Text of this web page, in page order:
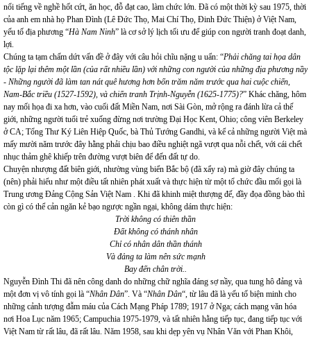
nổi tiếng về nghề hốt cứt, ăn học, đỗ đạt cao, làm chức lớn. Đã có một thời kỳ sau 1975, thời
của anh em nhà họ Phan Đình (Lê Đức Thọ, Mai Chí Thọ, Đinh Đức Thiện) ở Việt Nam,
yếu tố địa phương “Hà Nam Ninh” là cơ sở lý lịch tối ưu để giúp con người tranh đoạt danh,
lợi.
Chúng ta tạm chấm dứt vấn đề ở đây với câu hỏi chĩu nặng u uẩn: “Phải chăng tai họa dân
tộc lặp lại thêm một lần (của rất nhiều lần) với những con người của những địa phương nầy
- Những người đã làm tan nát quê hương hơn bốn trăm năm trước qua hai cuộc chiến,
Nam-Bắc triều (1527-1592), và chiến tranh Trịnh-Nguyễn (1625-1775)?” Khác chăng, hôm
nay mối họa đi xa hơn, vào cuối đất Miền Nam, nơi Sài Gòn, mở rộng ra đánh lừa cả thế
giới, những người tuổi trẻ xuống đừng nơi trường Đại Học Kent, Ohio; công viên Berkeley
ở CA; Tổng Thư Ký Liên Hiệp Quốc, bà Thủ Tướng Gandhi, và kể cả những người Việt mà
mấy mười năm trước đây hằng phải chịu bao điều nghiệt ngã vượt qua nỗi chết, với cái chết
nhục thảm ghê khiếp trên đường vượt biên để đến đất tự do.
Chuyện nhượng đất biên giới, nhường vùng biển Bắc bộ (đã xẩy ra) mà giờ đây chúng ta
(nên) phải hiểu như một điều tất nhiên phát xuất và thực hiện từ một tổ chức đầu mối gọi là
Trung ương Đảng Cộng Sản Việt Nam . Khi đã khinh miệt thượng đế, đầy đọa đồng bào thì
còn gì có thể cản ngăn kẻ bạo ngược ngần ngại, không dám thực hiện:
Trời không có thiên thần
Đất không có thánh nhân
Chỉ có nhân dân thần thánh
Và đảng ta làm nên sức mạnh
Bay đến chân trời..
Nguyễn Đình Thi đã nên công danh do những chữ nghĩa đáng sợ nầy, qua tung hô đảng và
một đơn vị vô tính gọi là “Nhân Dân”. Và “Nhân Dân“, từ lâu đã là yếu tố biện minh cho
những cảnh tượng đẫm máu của Cách Mạng Pháp 1789; 1917 ở Nga; cách mạng văn hóa
nơi Hoa Lục năm 1965; Campuchia 1975-1979, và tất nhiên hằng tiếp tục, đang tiếp tục với
Việt Nam từ rất lâu, đã rất lâu. Năm 1958, sau khi dẹp yên vụ Nhân Văn với Phan Khôi,